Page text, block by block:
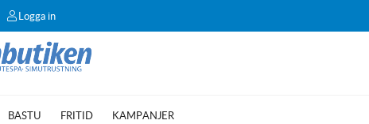
Logga in
BASTU FRITID KAMPANJER